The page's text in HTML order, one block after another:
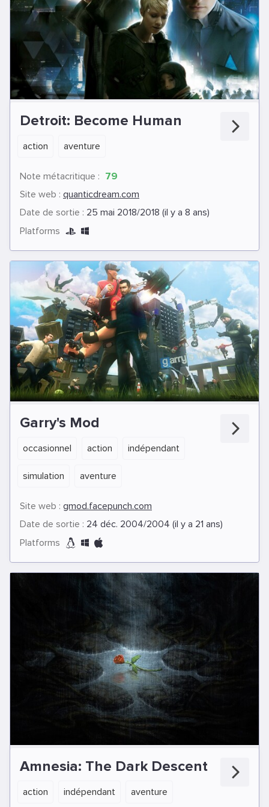
Detroit: Become Human
action aventure
Note métacritique : 79
Site web : quanticdream.com
Date de sortie : 25 mai 2018/2018 (il y a 8 ans)
Platforms
Garry's Mod
occasionnel action indépendant
simulation aventure
Site web : gmod.facepunch.com
Date de sortie : 24 déc. 2004/2004 (il y a 21 ans)
Platforms
Amnesia: The Dark Descent
action indépendant aventure